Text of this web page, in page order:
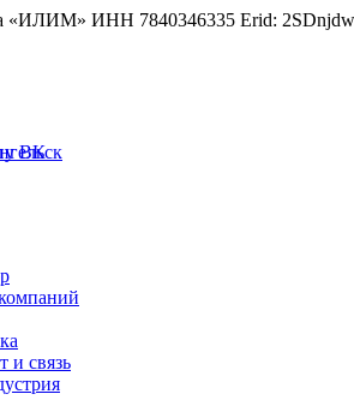
«ИЛИМ» ИНН 7840346335 Erid:
и связь